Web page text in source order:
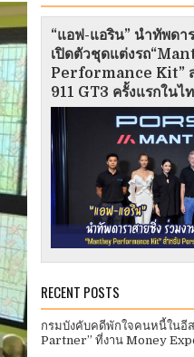
“แอฟ-แอริน” นำทัพดา
เปิดตัวชุดแต่งรถ
Performance Kit”
911 GT3 ครั้งแรกในไ
RECENT POSTS
กรมบังคับคดีพักใจคนหนี้ในอี
Partner” ที่งาน Money